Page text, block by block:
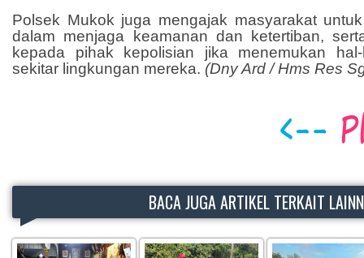
Polsek Mukok juga mengajak masyarakat
dalam menjaga keamanan dan ketertiban,
kepada pihak kepolisian jika menemukan
sekitar lingkungan mereka. (Dny Ard / Hms Res
BACA JUGA ARTIKEL TERKAIT